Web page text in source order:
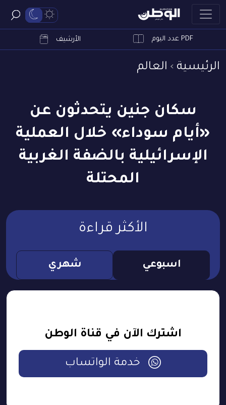
PDF عدد اليوم الأرشيف
الرئيسية العالم
سكان جنين يتحدثون عن
«أيام سوداء» خلال العملية
الإسرائيلية بالضفة الغربية
المحتلة
الأكثر قراءة
اسبوعي شهري
اشترك الآن في قناة الوطن
خدمة الواتساب